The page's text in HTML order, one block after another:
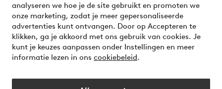
analyseren we hoe je de site gebruikt en promoten we
onze marketing, zodat je meer gepersonaliseerde
advertenties kunt ontvangen. Door op Accepteren te
klikken, ga je akkoord met ons gebruik van cookies. Je
kunt je keuzes aanpassen onder Instellingen en meer
informatie lezen in ons cookiebeleid.
Wil je meer weten over onze betaalopties?